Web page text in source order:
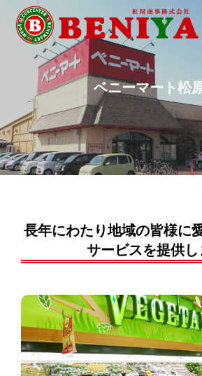
ベニーマー ト松
長年にわたり地域の皆様に
サービスを提供し